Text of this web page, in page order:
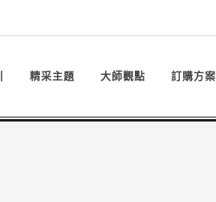
精采主題 大師觀點 訂購方案